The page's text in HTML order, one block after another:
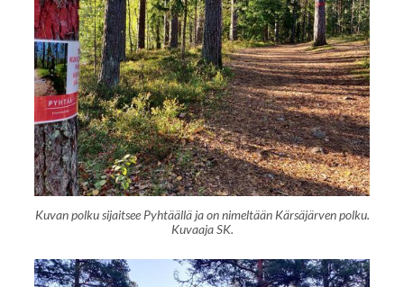
Kuvan polku sijaitsee Pyhtäällä ja on nimeltään Kärsäjärven polku.
Kuvaaja SK.